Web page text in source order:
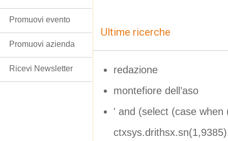
Ultime ricerche
redazione
montefiore dell’aso
' and (select (case
Promuovi evento
Promuovi azienda
Ricevi Newsletter